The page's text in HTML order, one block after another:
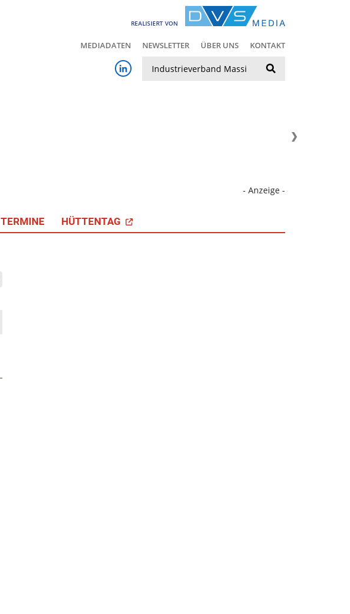
REALISIERT VON
MEDIADATEN NEWSLETTER ÜBER UNS KONTAKT
- Anzeige -
TERMINE HÜTTENTAG